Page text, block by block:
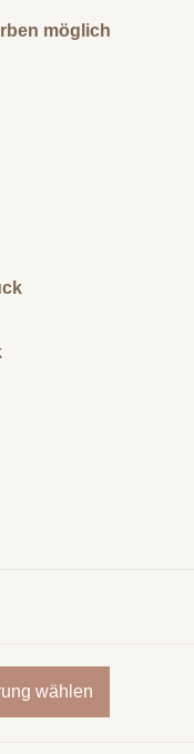
möglich
wählen